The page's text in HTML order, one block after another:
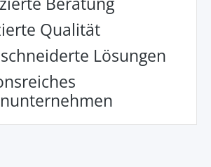
Qualität
Lösungen